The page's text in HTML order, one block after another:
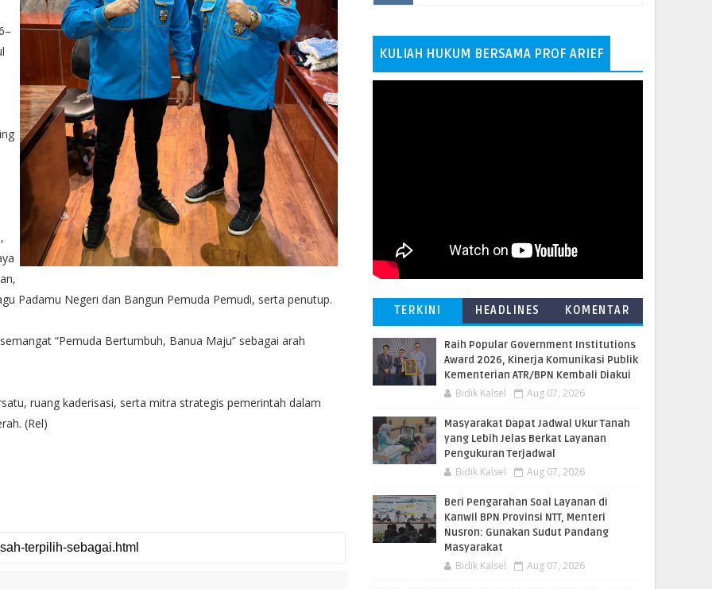
Padamu Negeri dan Bangun Pemuda Pemudi, serta penutup.
“Pemuda Bertumbuh, Banua Maju” sebagai arah
ruang kaderisasi, serta mitra strategis pemerintah dalam
(Rel)
KULIAH HUKUM BERSAMA PROF ARIEF
TERKINI HEADLINES KOMENTAR
Raih Popular Government Institutions
Award 2026, Kinerja Komunikasi Publik
Kementerian ATR/BPN Kembali Diakui
Bidik Kalsel Aug 07, 2026
Masyarakat Dapat Jadwal Ukur Tanah
yang Lebih Jelas Berkat Layanan
Pengukuran Terjadwal
Bidik Kalsel Aug 07, 2026
Beri Pengarahan Soal Layanan di
Kanwil BPN Provinsi NTT, Menteri
Nusron: Gunakan Sudut Pandang
Masyarakat
Bidik Kalsel Aug 07, 2026